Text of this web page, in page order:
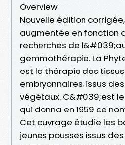
Overview
Nouvelle édition
augmentée en fonction
recherches de
gemmothérapie. La
est la thérapie des
embryonnaires, issus
végétaux. C&#039;est le
qui donna en 1959 ce
Cet ouvrage étudie les
jeunes pousses issus